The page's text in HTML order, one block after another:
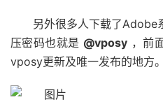
另外很多人下载了Adobe
压密码也就是 @vposy ，前
vposy更新及唯一发布的地方。